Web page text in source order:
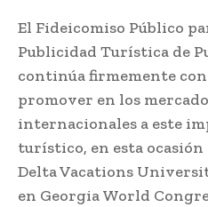
El Fideicomiso Público
Publicidad Turística de
continúa firmemente
promover en los
internacionales a este
turístico, en esta
Delta Vacations
en Georgia World